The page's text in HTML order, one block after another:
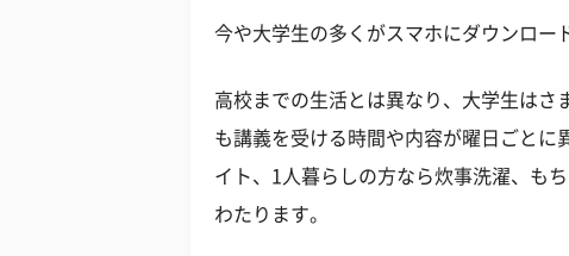
今や大学生の多くがスマホにダウンロー
高校までの生活とは異なり、大学生はさ
も講義を受ける時間や内容が曜日ごとに
イト、1人暮らしの方なら炊事洗濯、も
わたります。